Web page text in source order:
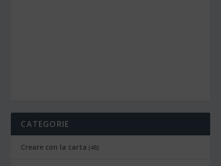
CATEGORIE
Creare con la carta (48)